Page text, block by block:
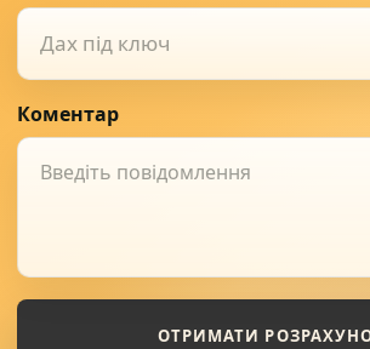
Дах під ключ
Коментар
ОТРИМАТИ